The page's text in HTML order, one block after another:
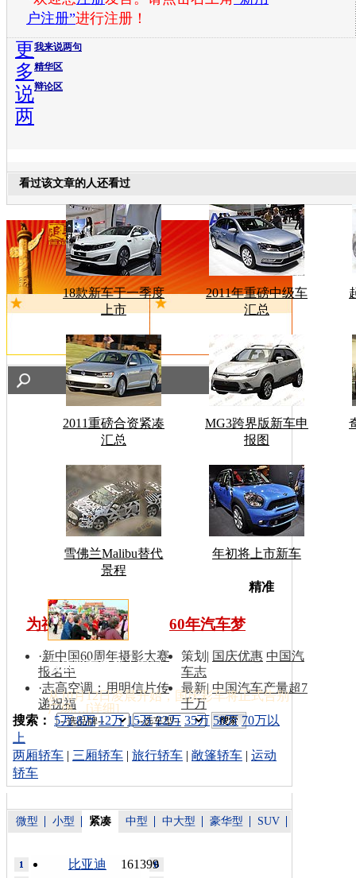
户注册”进行注册！
我来说两句
精华区
辩论区
更
多
说
两
看过该文章的人还看过
18款新车于一季度
上市
2011年重磅中级车
汇总
2011重磅合资紧凑
汇总
MG3跨界版新车申
报图
雪佛兰Malibu替代
景程
年初将上市新车
国庆彩车撤离天安门
从10月12日凌晨开始，国庆彩车将正式告别
广场…[详细 ]
为祖国同喝彩
·新中国60周年摄影大赛
报名中
·志高空调：用明信片传
递祝福
60年汽车梦
策划 | 国庆优惠 中国汽
车志
最新|中国汽车产量超7
千万
车型搜
索：
精准
搜索： 5万 8万 12万 15万 22万 35万 50万 70万以
上
两厢轿车 | 三厢轿车 | 旅行轿车 | 敞篷轿车 | 运动
轿车
微型 小型 紧凑 中型 中大型 豪华型 SUV
161399
比亚迪